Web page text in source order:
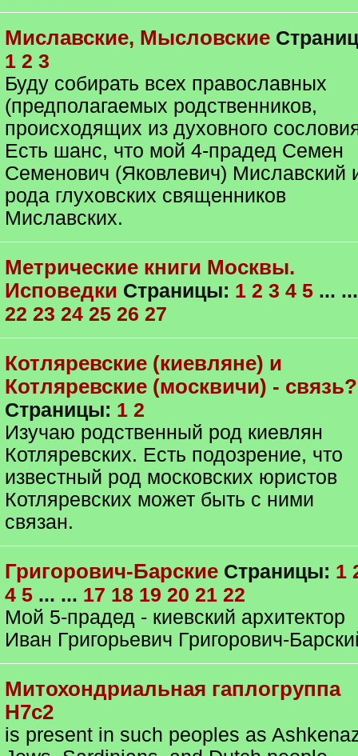
Миславские, Мысловские
1 2 3
Буду собирать всех православных
(предполагаемых родственников,
происходящих из духовного
Есть шанс, что мой 4-прадед Семен
Семенович (Яковлевич) Миславский
рода глуховских священников
Миславских.
Метрические книги Москвы.
Исповедки Страницы: 1 2 3 4 5 ... ...
22 23 24 25 26 27
Котляревские (киевляне) и
Котляревские (москвичи) - связь?
Страницы: 1 2
Изучаю родственный род киевлян
Котляревских. Есть подозрение, что
известный род московских юристов
Котляревских может быть с ними
связан.
Григорович-Барские Страницы: 1
4 5 ... ... 17 18 19 20 21 22
Мой 5-прадед - киевский архитектор
Иван Григорьевич Григорович-
Митохондриальная гаплогруппа
H7c2
is present in such peoples as